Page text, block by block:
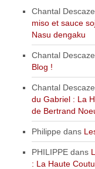
Chantal
miso et sauce
Nasu dengaku
Chantal
Blog !
Chantal
du Gabriel : La
de Bertrand
Philippe dans
PHILIPPE dans
: La Haute